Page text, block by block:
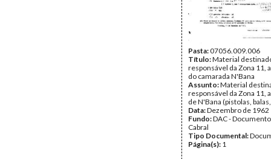
Pasta:07056.009.006
Título:Material
responsável da Zona 11,
do camarada N'Bana
Assunto:Material
responsável da Zona 11,
de N'Bana (pistolas,
Data:Dezembro de 1962
Fundo:DAC -
Cabral
Tipo Documental:
Página(s): 1